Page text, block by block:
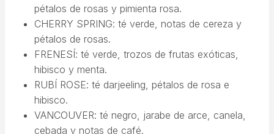
pétalos de rosas y pimienta rosa.
CHERRY SPRING: té verde, notas de cereza y
pétalos de rosas.
FRENESÍ: té verde, trozos de frutas exóticas,
hibisco y menta.
RUBÍ ROSE: té darjeeling, pétalos de rosa e
hibisco.
VANCOUVER: té negro, jarabe de arce, canela,
cebada y notas de café.